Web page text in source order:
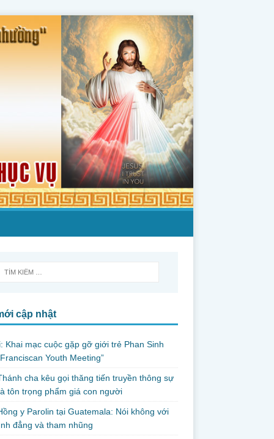
cập nhật
Khai mạc cuộc gặp gỡ giới trẻ Phan Sinh
Youth Meeting”
cha kêu gọi thăng tiến truyền thông sự
tôn trọng phẩm giá con người
y Parolin tại Guatemala: Nói không với
đẳng và tham nhũng